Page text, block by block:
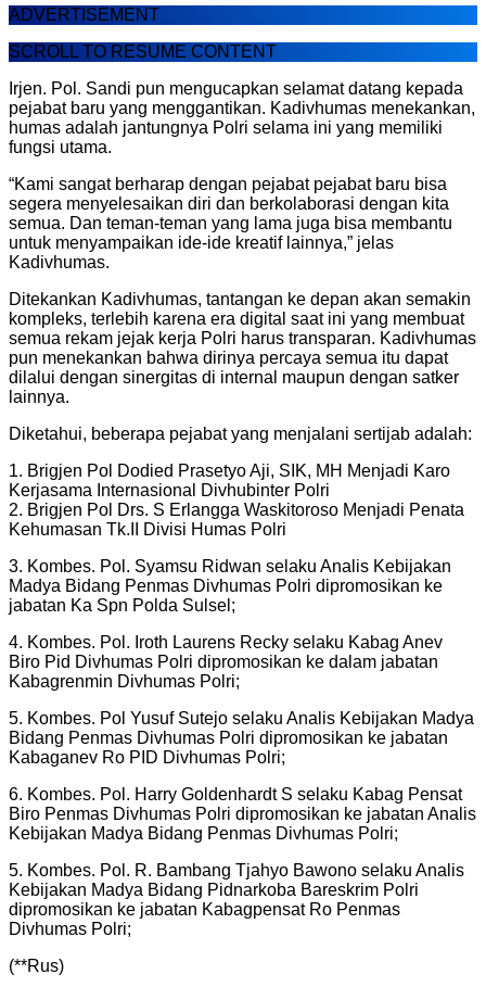
ADVERTISEMENT
SCROLL TO RESUME CONTENT
Irjen. Pol. Sandi pun mengucapkan selamat datang kepada
pejabat baru yang menggantikan. Kadivhumas menekankan,
humas adalah jantungnya Polri selama ini yang memiliki
fungsi utama.
“Kami sangat berharap dengan pejabat pejabat baru bisa
segera menyelesaikan diri dan berkolaborasi dengan kita
semua. Dan teman-teman yang lama juga bisa membantu
untuk menyampaikan ide-ide kreatif lainnya,” jelas
Kadivhumas.
Ditekankan Kadivhumas, tantangan ke depan akan semakin
kompleks, terlebih karena era digital saat ini yang membuat
semua rekam jejak kerja Polri harus transparan. Kadivhumas
pun menekankan bahwa dirinya percaya semua itu dapat
dilalui dengan sinergitas di internal maupun dengan satker
lainnya.
Diketahui, beberapa pejabat yang menjalani sertijab adalah:
1. Brigjen Pol Dodied Prasetyo Aji, SIK, MH Menjadi Karo
Kerjasama Internasional Divhubinter Polri
2. Brigjen Pol Drs. S Erlangga Waskitoroso Menjadi Penata
Kehumasan Tk.II Divisi Humas Polri
3. Kombes. Pol. Syamsu Ridwan selaku Analis Kebijakan
Madya Bidang Penmas Divhumas Polri dipromosikan ke
jabatan Ka Spn Polda Sulsel;
4. Kombes. Pol. Iroth Laurens Recky selaku Kabag Anev
Biro Pid Divhumas Polri dipromosikan ke dalam jabatan
Kabagrenmin Divhumas Polri;
5. Kombes. Pol Yusuf Sutejo selaku Analis Kebijakan Madya
Bidang Penmas Divhumas Polri dipromosikan ke jabatan
Kabaganev Ro PID Divhumas Polri;
6. Kombes. Pol. Harry Goldenhardt S selaku Kabag Pensat
Biro Penmas Divhumas Polri dipromosikan ke jabatan Analis
Kebijakan Madya Bidang Penmas Divhumas Polri;
5. Kombes. Pol. R. Bambang Tjahyo Bawono selaku Analis
Kebijakan Madya Bidang Pidnarkoba Bareskrim Polri
dipromosikan ke jabatan Kabagpensat Ro Penmas
Divhumas Polri;
(**Rus)